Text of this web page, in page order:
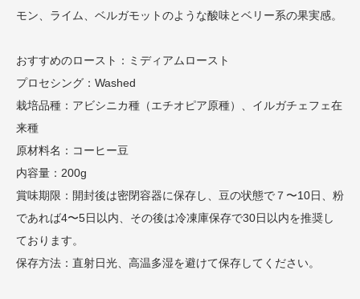
モン、ライム、ベルガモットのような酸味とベリー系の果実感。
おすすめのロースト：ミディアムロースト
プロセシング：Washed
栽培品種：アビシニカ種（エチオピア原種）、イルガチェフェ在
来種
原材料名：コーヒー豆
内容量：200g
賞味期限：開封後は密閉容器に保存し、豆の状態で７〜10日、粉
であれば4〜5日以内、その後は冷凍庫保存で30日以内を推奨し
ております。
保存方法：直射日光、高温多湿を避けて保存してください。